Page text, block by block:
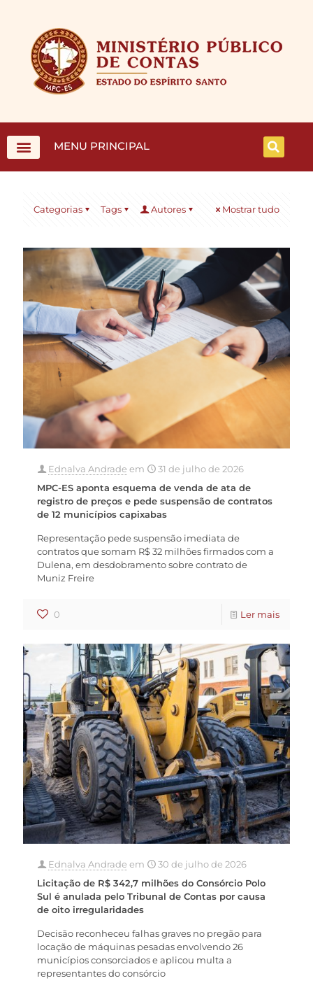
MENU PRINCIPAL
Categorias Tags Autores Mostrar tudo
Ednalva Andrade em
31 de julho de 2026
MPC-ES aponta esquema de venda de ata de
registro de preços e pede suspensão de contratos
de 12 municípios capixabas
Representação pede suspensão imediata de
contratos que somam R$ 32 milhões firmados com a
Dulena, em desdobramento sobre contrato de
Muniz Freire
0 Ler mais
Ednalva Andrade em
30 de julho de 2026
Licitação de R$ 342,7 milhões do Consórcio Polo
Sul é anulada pelo Tribunal de Contas por causa
de oito irregularidades
Decisão reconheceu falhas graves no pregão para
locação de máquinas pesadas envolvendo 26
municípios consorciados e aplicou multa a
representantes do consórcio